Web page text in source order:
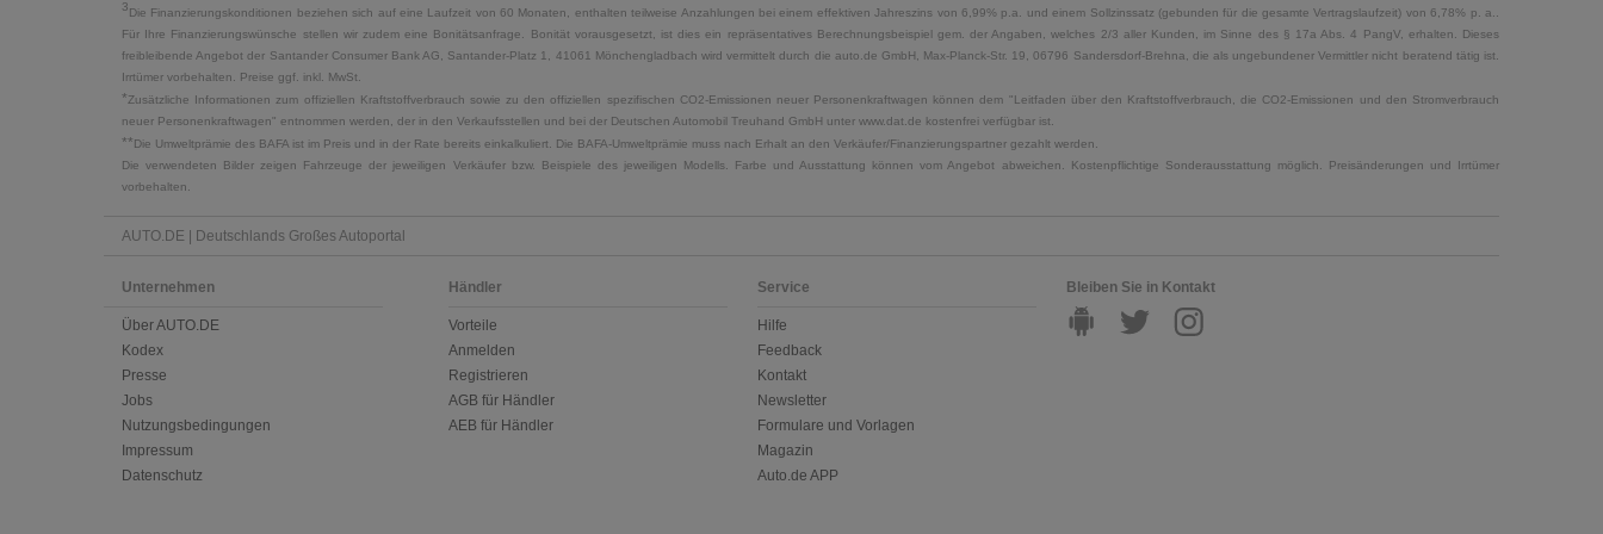
3Die Finanzierungskonditionen beziehen sich auf eine Laufzeit von 60 Monaten, enthalten teilweise Anzahlungen bei einem effektiven Jahreszins von 6,99% p.a. und einem Sollzinssatz (gebunden für die gesamte Vertragslaufzeit) von 6,78% p. a..
Für Ihre Finanzierungswünsche stellen wir zudem eine Bonitätsanfrage. Bonität vorausgesetzt, ist dies ein repräsentatives Berechnungsbeispiel gem. der Angaben, welches 2/3 aller Kunden, im Sinne des § 17a Abs. 4 PangV, erhalten. Dieses
freibleibende Angebot der Santander Consumer Bank AG, Santander-Platz 1, 41061 Mönchengladbach wird vermittelt durch die auto.de GmbH, Max-Planck-Str. 19, 06796 Sandersdorf-Brehna, die als ungebundener Vermittler nicht beratend tätig ist.
Irrtümer vorbehalten. Preise ggf. inkl. MwSt.
*Zusätzliche Informationen zum offiziellen Kraftstoffverbrauch sowie zu den offiziellen spezifischen CO2-Emissionen neuer Personenkraftwagen können dem "Leitfaden über den Kraftstoffverbrauch, die CO2-Emissionen und den Stromverbrauch
neuer Personenkraftwagen" entnommen werden, der in den Verkaufsstellen und bei der Deutschen Automobil Treuhand GmbH unter www.dat.de kostenfrei verfügbar ist.
**Die Umweltprämie des BAFA ist im Preis und in der Rate bereits einkalkuliert. Die BAFA-Umweltprämie muss nach Erhalt an den Verkäufer/Finanzierungspartner gezahlt werden.
Die verwendeten Bilder zeigen Fahrzeuge der jeweiligen Verkäufer bzw. Beispiele des jeweiligen Modells. Farbe und Ausstattung können vom Angebot abweichen. Kostenpflichtige Sonderausstattung möglich. Preisänderungen und Irrtümer
vorbehalten.
AUTO.DE | Deutschlands Großes Autoportal
Unternehmen
Über AUTO.DE
Kodex
Presse
Jobs
Nutzungsbedingungen
Impressum
Datenschutz
Händler
Vorteile
Anmelden
Registrieren
AGB für Händler
AEB für Händler
Service
Hilfe
Feedback
Kontakt
Newsletter
Formulare und Vorlagen
Magazin
Auto.de APP
Bleiben Sie in Kontakt